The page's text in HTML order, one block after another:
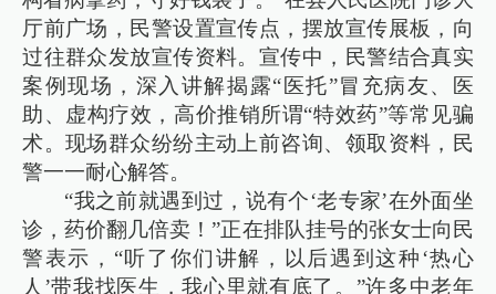
厅前广场，民警设置宣传点，摆放宣传展板，向
过往群众发放宣传资料。宣传中，民警结合真实
案例现场，深入讲解揭露“医托”冒充病友、医
助、虚构疗效，高价推销所谓“特效药”等常见骗
术。现场群众纷纷主动上前咨询、领取资料，民
警一一耐心解答。
“我之前就遇到过，说有个‘老专家’在外面坐
诊，药价翻几倍卖！”正在排队挂号的张女士向民
警表示，“听了你们讲解，以后遇到这种‘热心
人’带我找医生，我心里就有底了。”许多中老年